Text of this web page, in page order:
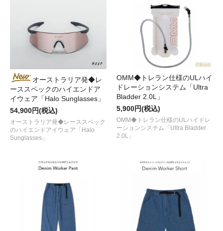
オーストラリア発◆レ
ーススペックのハイエンドア
イウェア「Halo Sunglasses」
54,900円(税込)
オーストラリア発◆レーススペック
のハイエンドアイウェア「Halo
Sunglasses」
OMM◆トレラン仕様のULハイ
ドレーションシステム「Ultra
Bladder 2.0L」
5,900円(税込)
OMM◆トレラン仕様のULハイドレ
ーションシステム「Ultra Bladder
2.0L」